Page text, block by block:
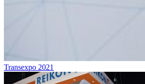
Transexpo 2021